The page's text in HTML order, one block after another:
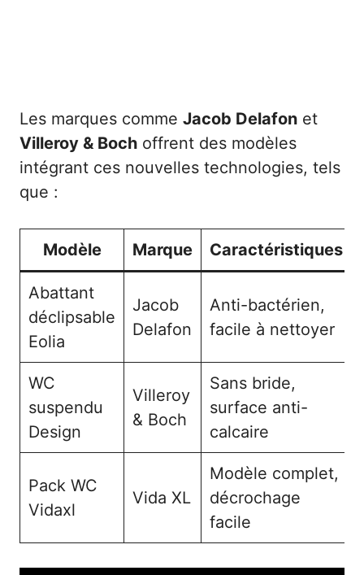
Les marques comme Jacob Delafon et
Villeroy & Boch offrent des modèles
intégrant ces nouvelles technologies, tels
que :
Modèle Marque Caractéristiques
Abattant
déclipsable
Eolia
Jacob
Delafon
Anti-bactérien,
facile à nettoyer
WC
suspendu
Design
Villeroy
& Boch
Sans bride,
surface anti-
calcaire
Pack WC
Vidaxl
Vida XL
Modèle complet,
décrochage
facile